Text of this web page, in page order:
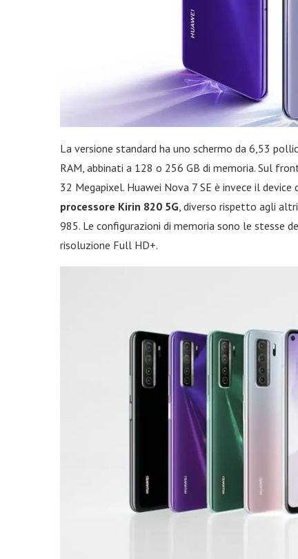
La versione standard ha uno schermo da 6,53
RAM, abbinati a 128 o 256 GB di memoria. Sul
32 Megapixel. Huawei Nova 7 SE è invece il
processore Kirin 820 5G , diverso rispetto agli
985. Le configurazioni di memoria sono le stesse
risoluzione Full HD+.